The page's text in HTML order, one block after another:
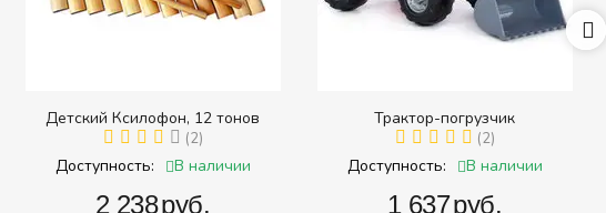
Детский Ксилофон, 12 тонов
(2)
Доступность: В наличии
‍2 238‍руб.
Трактор-погрузчик
(2)
Доступность: В наличии
‍1 637‍руб.